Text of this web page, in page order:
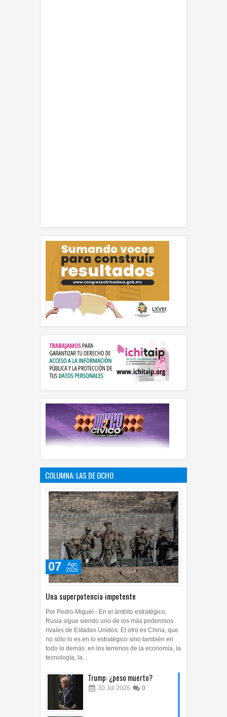
COLUMNA: LAS DE OCHO
Una superpotencia impotente
07
Ago
2026
Por Pedro Miguel.- En el ámbito estratégico,
Rusia sigue siendo uno de los más poderosos
rivales de Estados Unidos. El otro es China, que
no sólo lo es en lo estratégico sino también en
todo lo demás: en los terrenos de la economía, la
tecnología, la...
Trump: ¿peso muerto?
30 Jul 2026 0